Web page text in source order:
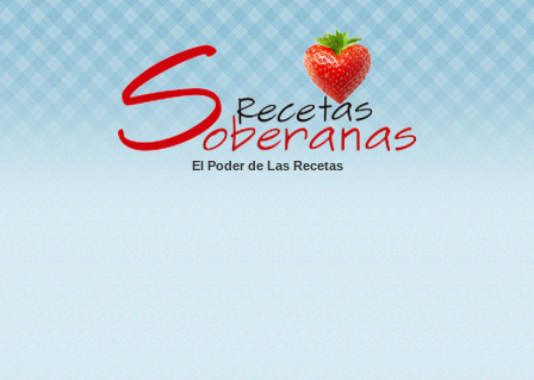
El Poder de Las Recetas